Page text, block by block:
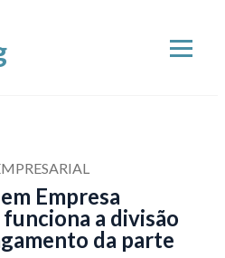
Empresa
a divisão
da parte